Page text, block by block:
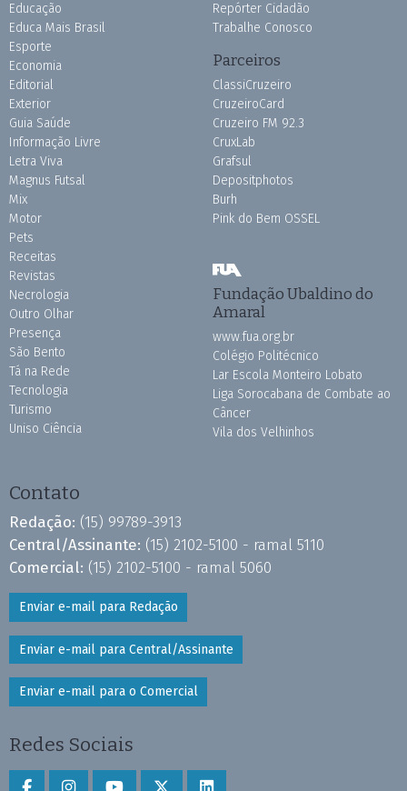
Educação
Educa Mais Brasil
Esporte
Economia
Editorial
Exterior
Guia Saúde
Informação Livre
Letra Viva
Magnus Futsal
Mix
Motor
Pets
Receitas
Revistas
Necrologia
Outro Olhar
Presença
São Bento
Tá na Rede
Tecnologia
Turismo
Uniso Ciência
Repórter Cidadão
Trabalhe Conosco
Parceiros
ClassiCruzeiro
CruzeiroCard
Cruzeiro FM 92.3
CruxLab
Grafsul
Depositphotos
Burh
Pink do Bem OSSEL
Fundação Ubaldino do
Amaral
www.fua.org.br
Colégio Politécnico
Lar Escola Monteiro Lobato
Liga Sorocabana de Combate ao
Câncer
Vila dos Velhinhos
Contato
Redação: (15) 99789-3913
Central/Assinante: (15) 2102-5100 - ramal 5110
Comercial: (15) 2102-5100 - ramal 5060
Enviar e-mail para Redação
Enviar e-mail para Central/Assinante
Enviar e-mail para o Comercial
Redes Sociais